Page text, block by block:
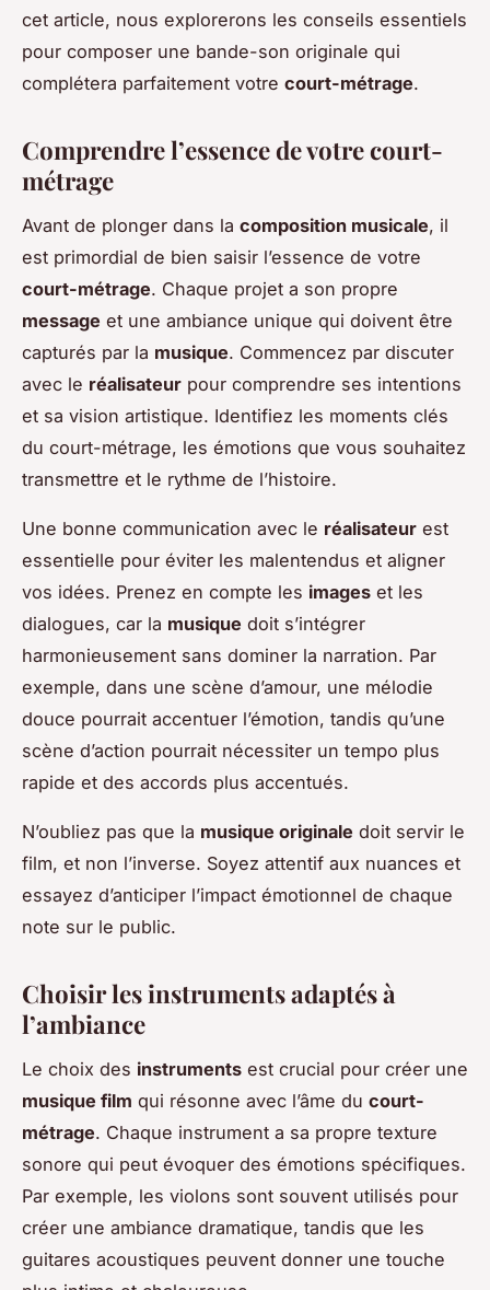
cet article, nous explorerons les conseils essentiels
pour composer une bande-son originale qui
complétera parfaitement votre court-métrage.
Comprendre l’essence de votre court-
métrage
Avant de plonger dans la composition musicale, il
est primordial de bien saisir l’essence de votre
court-métrage. Chaque projet a son propre
message et une ambiance unique qui doivent être
capturés par la musique. Commencez par discuter
avec le réalisateur pour comprendre ses intentions
et sa vision artistique. Identifiez les moments clés
du court-métrage, les émotions que vous souhaitez
transmettre et le rythme de l’histoire.
Une bonne communication avec le réalisateur est
essentielle pour éviter les malentendus et aligner
vos idées. Prenez en compte les images et les
dialogues, car la musique doit s’intégrer
harmonieusement sans dominer la narration. Par
exemple, dans une scène d’amour, une mélodie
douce pourrait accentuer l’émotion, tandis qu’une
scène d’action pourrait nécessiter un tempo plus
rapide et des accords plus accentués.
N’oubliez pas que la musique originale doit servir le
film, et non l’inverse. Soyez attentif aux nuances et
essayez d’anticiper l’impact émotionnel de chaque
note sur le public.
Choisir les instruments adaptés à
l’ambiance
Le choix des instruments est crucial pour créer une
musique film qui résonne avec l’âme du court-
métrage. Chaque instrument a sa propre texture
sonore qui peut évoquer des émotions spécifiques.
Par exemple, les violons sont souvent utilisés pour
créer une ambiance dramatique, tandis que les
guitares acoustiques peuvent donner une touche